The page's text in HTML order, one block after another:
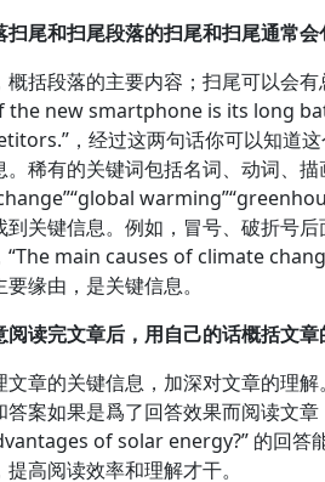
尾和扫尾段落的扫尾和扫尾通常会
括段落的主要内容；扫尾可以会
the new smartphone is its long
，经过这两句话你可以知道这
稀有的关键词包括名词、动词、
关键信息。例如，冒号、破折号
“The main causes of climate
缘由，是关键信息。
读完文章后，用自己的话概括文章
章的关键信息，加深对文章的理
案如果是爲了回答效果而阅读文
of solar energy?” 的回答
高阅读效率和理解才干。